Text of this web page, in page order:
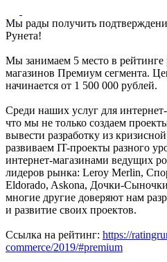
Мы рады получить
Рунета!
Мы занимаем 5 место в рейтинге
магазинов Премиум сегмента.
начинается от 1 500 000 рублей.
Среди наших услуг для
что мы не только создаем
вывести разработку из
развиваем IT-проекты разного
интернет-магазинами ведущих
лидеров рынка: Leroy Merlin,
Eldorado, Askona, Дочки-
многие другие доверяют нам
и развитие своих проектов.
Ссылка на рейтинг: https://
commerce/2019/#premium